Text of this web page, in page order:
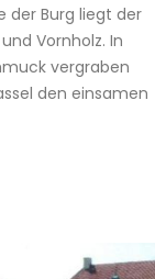
der Burg liegt der
Vornholz. In
vergraben
den einsamen